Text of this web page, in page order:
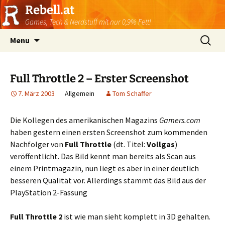
Rebell.at
Games, Tech & Nerdstuff mit nur 0,9% Fett!
Menu
Suchen
nach:
Full Throttle 2 – Erster Screenshot
7. März 2003 Allgemein Tom Schaffer
Die Kollegen des amerikanischen Magazins Gamers.com
haben gestern einen ersten Screenshot zum kommenden
Nachfolger von Full Throttle (dt. Titel: Vollgas)
veröffentlicht. Das Bild kennt man bereits als Scan aus
einem Printmagazin, nun liegt es aber in einer deutlich
besseren Qualität vor. Allerdings stammt das Bild aus der
PlayStation 2-Fassung
Full Throttle 2 ist wie man sieht komplett in 3D gehalten.